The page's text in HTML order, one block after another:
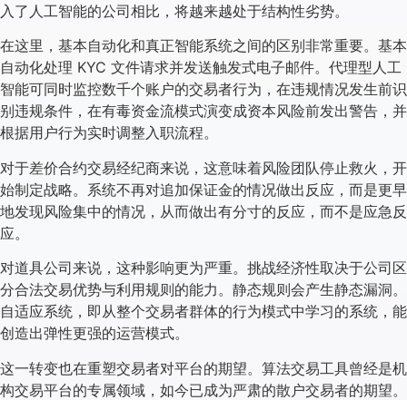
入了人工智能的公司相比，将越来越处于结构性劣势。
在这里，基本自动化和真正智能系统之间的区别非常重要。基本
自动化处理 KYC 文件请求并发送触发式电子邮件。代理型人工
智能可同时监控数千个账户的交易者行为，在违规情况发生前识
别违规条件，在有毒资金流模式演变成资本风险前发出警告，并
根据用户行为实时调整入职流程。
对于差价合约交易经纪商来说，这意味着风险团队停止救火，开
始制定战略。系统不再对追加保证金的情况做出反应，而是更早
地发现风险集中的情况，从而做出有分寸的反应，而不是应急反
应。
对道具公司来说，这种影响更为严重。挑战经济性取决于公司区
分合法交易优势与利用规则的能力。静态规则会产生静态漏洞。
自适应系统，即从整个交易者群体的行为模式中学习的系统，能
创造出弹性更强的运营模式。
这一转变也在重塑交易者对平台的期望。算法交易工具曾经是机
构交易平台的专属领域，如今已成为严肃的散户交易者的期望。